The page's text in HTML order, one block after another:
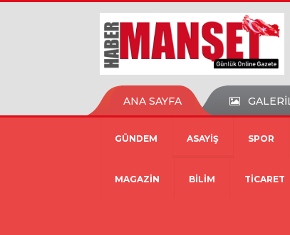
ANA SAYFA
GÜNDEM ASAYİŞ SPOR
MAGAZİN BİLİM TİCARET